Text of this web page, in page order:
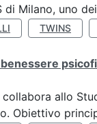
di Milano, uno
TWINS
allo
Obiettivo